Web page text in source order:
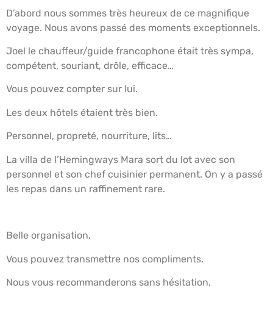
D’abord nous sommes très heureux de ce magnifique
voyage. Nous avons passé des moments exceptionnels.
Joel le chauffeur/guide francophone était très sympa,
compétent, souriant, drôle, efficace…
Vous pouvez compter sur lui.
Les deux hôtels étaient très bien.
Personnel, propreté, nourriture, lits…
La villa de l’Hemingways Mara sort du lot avec son
personnel et son chef cuisinier permanent. On y a passé
les repas dans un raffinement rare.
Belle organisation,
Vous pouvez transmettre nos compliments.
Nous vous recommanderons sans hésitation,